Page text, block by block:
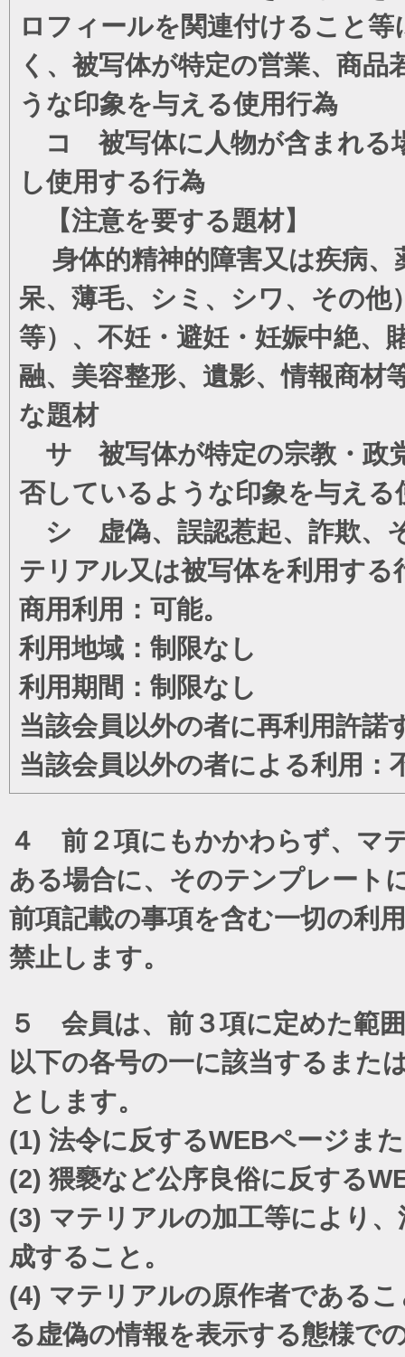
ロフィールを関連付けること
く、被写体が特定の営業、商
うな印象を与える使用行為
コ 被写体に人物が含まれる
し使用する行為
【注意を要する題材】
身体的精神的障害又は疾病、
呆、薄毛、シミ、シワ、その他
等）、不妊・避妊・妊娠中絶、
融、美容整形、遺影、情報商材
な題材
サ 被写体が特定の宗教・政
否しているような印象を与える
シ 虚偽、誤認惹起、詐欺、
テリアル又は被写体を利用する
商用利用：可能。
利用地域：制限なし
利用期間：制限なし
当該会員以外の者に再利用許諾
当該会員以外の者による利用：
４ 前２項にもかかわらず、マ
ある場合に、そのテンプレート
前項記載の事項を含む一切の利
禁止します。
５ 会員は、前３項に定めた範
以下の各号の一に該当するまた
とします。
(1) 法令に反するWEBページま
(2) 猥褻など公序良俗に反する
(3) マテリアルの加工等により
成すること。
(4) マテリアルの原作者である
る虚偽の情報を表示する態様で